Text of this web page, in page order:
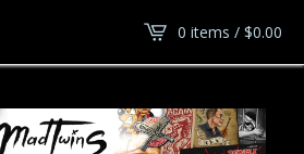
0 items / $0.00